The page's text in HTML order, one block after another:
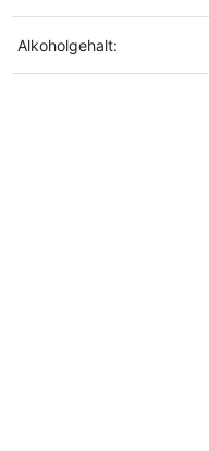
Alkoholgehalt: